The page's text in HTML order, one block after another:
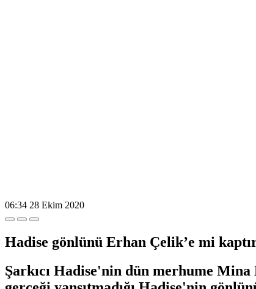
06:34 28 Ekim 2020
Hadise gönlünü Erhan Çelik’e mi
Şarkıcı Hadise'nin dün merhume Mina